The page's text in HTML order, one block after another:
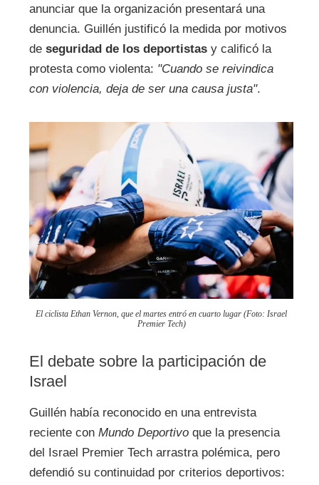
anunciar que la organización presentará una
denuncia. Guillén justificó la medida por motivos
de seguridad de los deportistasy calificó la
protesta como violenta: "Cuando se reivindica
con violencia, deja de ser una causa justa".
El ciclista Ethan Vernon, que el martes entró en cuarto lugar (Foto: Israel
Premier Tech)
El debate sobre la participación de
Israel
Guillén había reconocido en una entrevista
reciente con Mundo Deportivoque la presencia
del Israel Premier Tech arrastra polémica, pero
defendió su continuidad por criterios deportivos: